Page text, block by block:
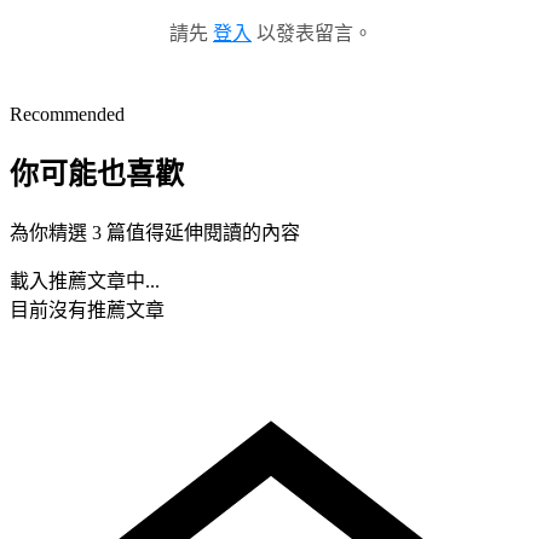
請先 登入 以發表留言。
Recommended
你可能也喜歡
為你精選 3 篇值得延伸閱讀的內容
載入推薦文章中...
目前沒有推薦文章